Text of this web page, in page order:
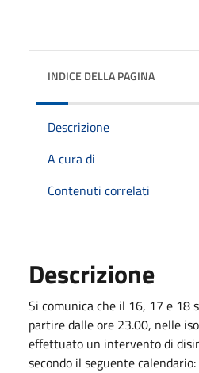
INDICE DELLA PAGINA
Descrizione
A cura di
Contenuti correlati
Descrizione
Si comunica che il 16, 17 e 18
partire dalle ore 23.00, nelle
effettuato un intervento di
secondo il seguente calendario: